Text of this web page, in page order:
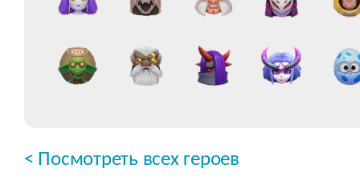
< Посмотреть всех героев